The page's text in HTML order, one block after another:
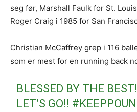
seg før, Marshall Faulk for St.
Roger Craig i 1985 for San
Christian McCaffrey grep i 116
som er mest for en running back
BLESSED BY THE
LET’S GO!!